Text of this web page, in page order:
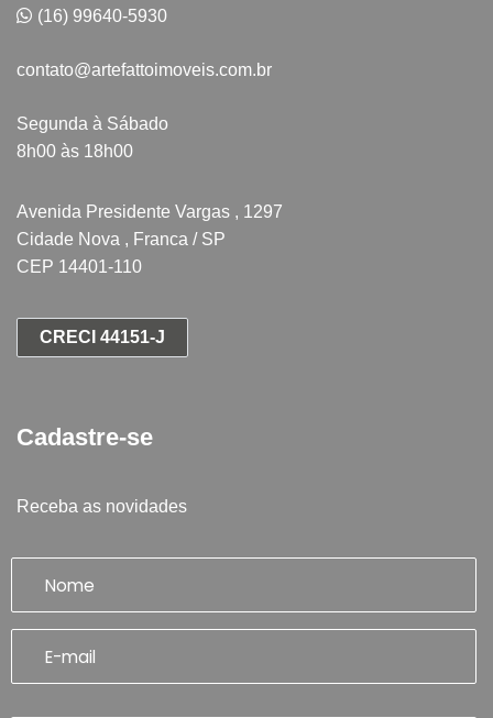
(16) 99640-5930
contato@artefattoimoveis.com.br
Segunda à Sábado
8h00 às 18h00
Avenida Presidente Vargas , 1297
Cidade Nova , Franca / SP
CEP 14401-110
CRECI 44151-J
Cadastre-se
Receba as novidades